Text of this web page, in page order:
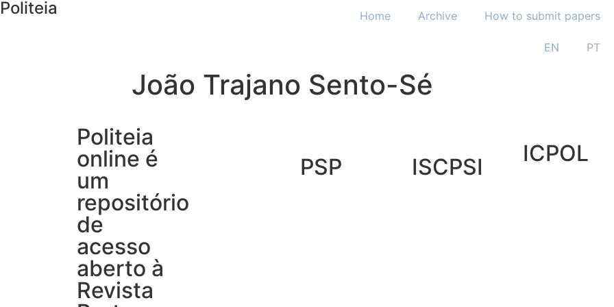
Politeia Home Archive How to submit papers
EN PT
João Trajano Sento-Sé
Politeia
online é
um
repositório
de
acesso
aberto à
Revista
PSP ISCPSI
ICPOL